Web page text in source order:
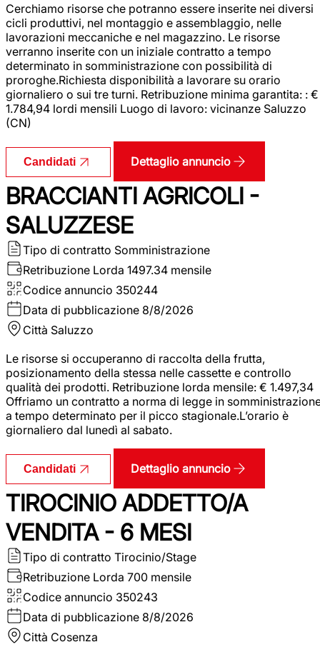
Cerchiamo risorse che potranno essere inserite nei diversi
cicli produttivi, nel montaggio e assemblaggio, nelle
lavorazioni meccaniche e nel magazzino. Le risorse
verranno inserite con un iniziale contratto a tempo
determinato in somministrazione con possibilità di
proroghe.Richiesta disponibilità a lavorare su orario
giornaliero o sui tre turni. Retribuzione minima garantita: : €
1.784,94 lordi mensili Luogo di lavoro: vicinanze Saluzzo
(CN)
Candidati Dettaglio annuncio
BRACCIANTI AGRICOLI -
SALUZZESE
Tipo di contratto Somministrazione
Retribuzione Lorda 1497.34 mensile
Codice annuncio 350244
Data di pubblicazione 8/8/2026
Città Saluzzo
Le risorse si occuperanno di raccolta della frutta,
posizionamento della stessa nelle cassette e controllo
qualità dei prodotti. Retribuzione lorda mensile: € 1.497,34
Offriamo un contratto a norma di legge in
a tempo determinato per il picco stagionale.L’orario è
giornaliero dal lunedì al sabato.
Candidati Dettaglio annuncio
TIROCINIO ADDETTO/A
VENDITA - 6 MESI
Tipo di contratto Tirocinio/Stage
Retribuzione Lorda 700 mensile
Codice annuncio 350243
Data di pubblicazione 8/8/2026
Città Cosenza